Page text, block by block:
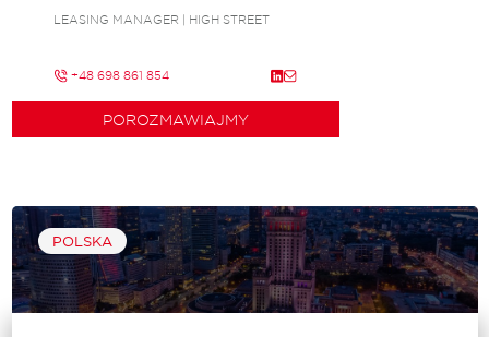
LEASING MANAGER | HIGH STREET
+48 698 861 854
POROZMAWIAJMY
POLSKA